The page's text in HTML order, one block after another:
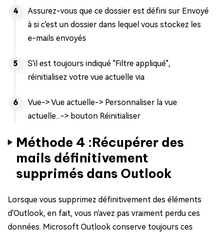
Assurez-vous que ce dossier est défini sur Envoyé
à si c'est un dossier dans lequel vous stockez les
e-mails envoyés
S'il est toujours indiqué "Filtre appliqué",
réinitialisez votre vue actuelle via
Vue-> Vue actuelle-> Personnaliser la vue
actuelle...-> bouton Réinitialiser
Méthode 4 :Récupérer des
mails définitivement
supprimés dans Outlook
Lorsque vous supprimez définitivement des éléments
d'Outlook, en fait, vous n'avez pas vraiment perdu ces
données. Microsoft Outlook conserve toujours ces